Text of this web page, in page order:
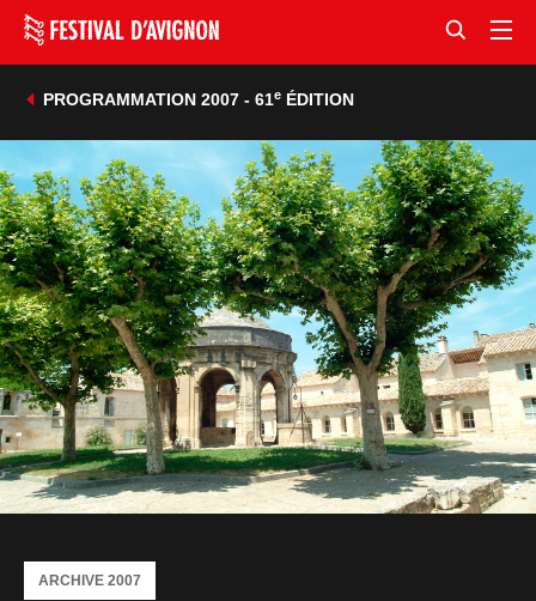
PROGRAMMATION 2007 - 61eÉDITION
ARCHIVE 2007